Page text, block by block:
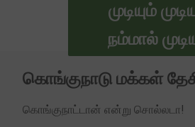
முடியும்
நம்மால்
கொங்குநாடு மக்கள்‌
கொங்குநாட்டான் என்று சொல்லடா!